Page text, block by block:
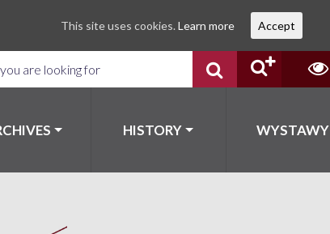
HISTORY WYSTAWY
This site uses cookies. Learn more Accept